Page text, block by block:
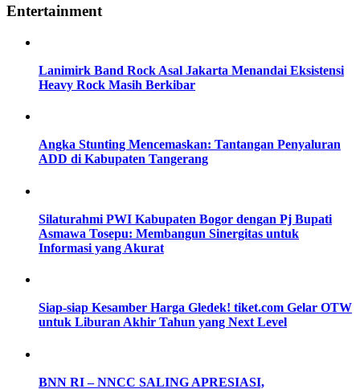
Entertainment
Lanimirk Band Rock Asal Jakarta Menandai Eksistensi
Heavy Rock Masih Berkibar
Angka Stunting Mencemaskan: Tantangan Penyaluran
ADD di Kabupaten Tangerang
Silaturahmi PWI Kabupaten Bogor dengan Pj Bupati
Asmawa Tosepu: Membangun Sinergitas untuk
Informasi yang Akurat
Siap-siap Kesamber Harga Gledek! tiket.com Gelar OTW
untuk Liburan Akhir Tahun yang Next Level
BNN RI – NNCC SALING APRESIASI,